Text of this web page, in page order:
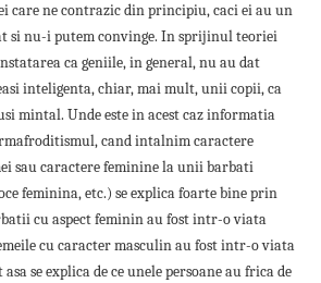
care ne contrazic din principiu, caci ei au un
si nu-i putem convinge. In sprijinul teoriei
ca geniile, in general, nu au dat
inteligenta, chiar, mai mult, unii copii, ca
mintal. Unde este in acest caz informatia
cand intalnim caractere
sau caractere feminine la unii barbati
feminina, etc.) se explica foarte bine prin
cu aspect feminin au fost intr-o viata
cu caracter masculin au fost intr-o viata
se explica de ce unele persoane au frica de